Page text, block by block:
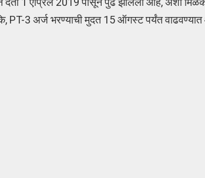
PT-3 अर्ज भरण्याची मुदत 15 ऑगस्ट पर्यंत